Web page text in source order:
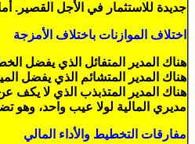
جديدة للاستثمار في الأجل القصير.
اختلاف الموازنات باختلاف الأمزجة
هناك المدير المتفائل الذي يفضل
هناك المدير المتشائم الذي يفضل
هناك المدير المتذبذب الذي لا يكف
مديري المالية لولا عيب واحد، وهو
مفارقات التخطيط والأداء المالي